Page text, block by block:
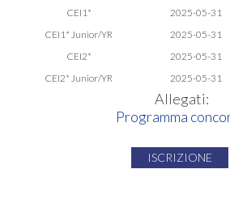
CEI1*
2025-05-31
CEI1* Junior/YR
2025-05-31
CEI2*
2025-05-31
CEI2* Junior/YR
2025-05-31
Allegati:
Programma
ISCRIZIONE